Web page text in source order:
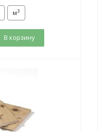
м3
В корзину